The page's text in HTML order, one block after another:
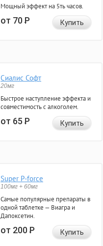
Мощный эффект на 5ть часов.
от 70Р Купить
Сиалис Софт
20мг
Быстрое наступление эффекта и
совместимость с алкоголем.
от 65Р Купить
Super P-force
100мг + 60мг
Самые популярные препараты в
одной таблетке — Виагра и
Дапоксетин.
от 200Р Купить